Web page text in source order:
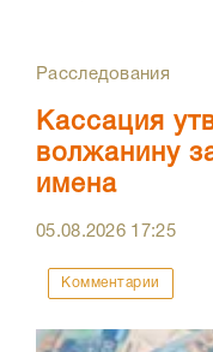
Расследования
Кассация
волжанину
имена
05.08.2026 17:25
Комментарии